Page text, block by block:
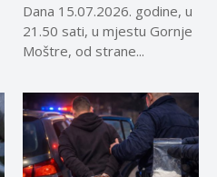
Dana 15.07.2026. godine, u
21.50 sati, u mjestu Gornje
Moštre, od strane...